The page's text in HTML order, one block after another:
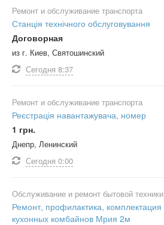
Ремонт и обслуживание транспорта
Станція технічного обслуговування
Договорная
из г. Киев, Святошинский
Сегодня 8:37
Ремонт и обслуживание транспорта
Реєстрація навантажувача, номер
1 грн.
Днепр, Ленинский
Сегодня 0:00
Обслуживание и ремонт бытовой техники
Ремонт, профилактика, комплектация
кухонных комбайнов Мрия 2м